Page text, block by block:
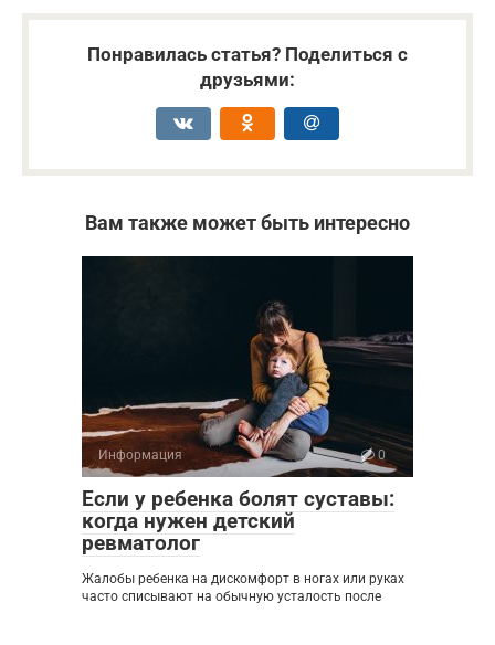
Понравилась статья? Поделиться с
друзьями:
Вам также может быть интересно
Информация 0
Если у ребенка болят суставы:
когда нужен детский
ревматолог
Жалобы ребенка на дискомфорт в ногах или руках
часто списывают на обычную усталость после